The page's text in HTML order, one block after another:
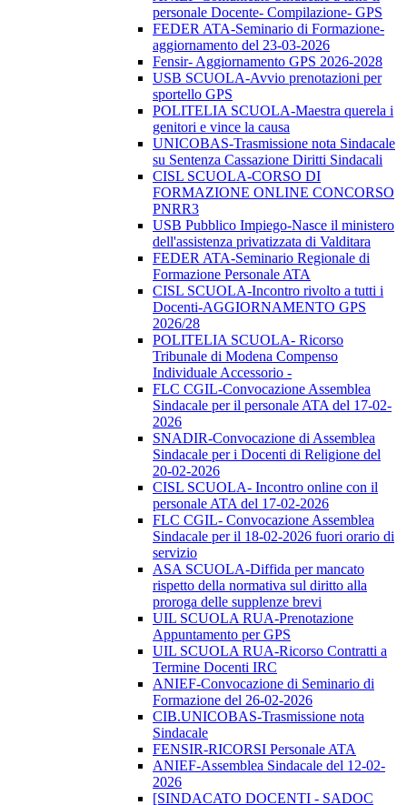
personale Docente- Compilazione- GPS
FEDER ATA-Seminario di Formazione-
aggiornamento del 23-03-2026
Fensir- Aggiornamento GPS 2026-2028
USB SCUOLA-Avvio prenotazioni per
sportello GPS
POLITELIA SCUOLA-Maestra querela i
genitori e vince la causa
UNICOBAS-Trasmissione nota Sindacale
su Sentenza Cassazione Diritti Sindacali
CISL SCUOLA-CORSO DI
FORMAZIONE ONLINE CONCORSO
PNRR3
USB Pubblico Impiego-Nasce il ministero
dell'assistenza privatizzata di Valditara
FEDER ATA-Seminario Regionale di
Formazione Personale ATA
CISL SCUOLA-Incontro rivolto a tutti i
Docenti-AGGIORNAMENTO GPS
2026/28
POLITELIA SCUOLA- Ricorso
Tribunale di Modena Compenso
Individuale Accessorio -
FLC CGIL-Convocazione Assemblea
Sindacale per il personale ATA del 17-02-
2026
SNADIR-Convocazione di Assemblea
Sindacale per i Docenti di Religione del
20-02-2026
CISL SCUOLA- Incontro online con il
personale ATA del 17-02-2026
FLC CGIL- Convocazione Assemblea
Sindacale per il 18-02-2026 fuori orario di
servizio
ASA SCUOLA-Diffida per mancato
rispetto della normativa sul diritto alla
proroga delle supplenze brevi
UIL SCUOLA RUA-Prenotazione
Appuntamento per GPS
UIL SCUOLA RUA-Ricorso Contratti a
Termine Docenti IRC
ANIEF-Convocazione di Seminario di
Formazione del 26-02-2026
CIB.UNICOBAS-Trasmissione nota
Sindacale
FENSIR-RICORSI Personale ATA
ANIEF-Assemblea Sindacale del 12-02-
2026
[SINDACATO DOCENTI - SADOC